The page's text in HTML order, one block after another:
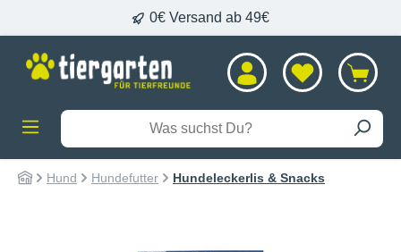
0€ Versand ab 49€
Hund Hundefutter Hundeleckerlis & Snacks